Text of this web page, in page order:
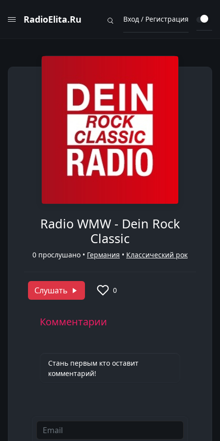
RadioElita.Ru Вход / Регистрация
Radio WMW - Dein Rock
Classic
0 прослушано • Германия • Классический рок
Слушать 0
Комментарии
Стань первым кто оставит
комментарий!